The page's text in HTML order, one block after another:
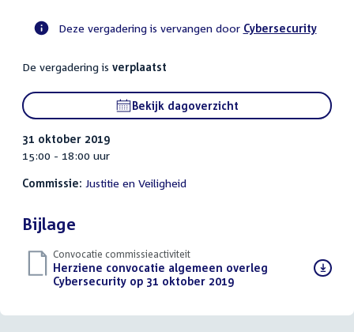
commissie
activiteit
Deze vergadering is vervangen door Cybersecurity
De vergadering is verplaatst
Bekijk dagoverzicht
31 oktober 2019
15:00 - 18:00 uur
Commissie: Justitie en Veiligheid
Bijlage
Convocatie commissieactiviteit
Download
bestand:
Herziene convocatie algemeen overleg
Cybersecurity op 31 oktober 2019(PDF)